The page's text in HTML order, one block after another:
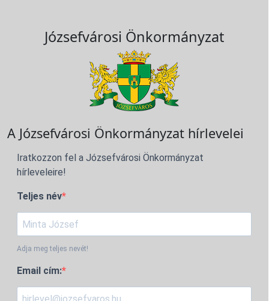
Józsefvárosi Önkormányzat
A Józsefvárosi Önkormányzat hírlevelei
Iratkozzon fel a Józsefvárosi Önkormányzat
hírleveleire!
Teljes név
Adja meg teljes nevét!
Email cím: